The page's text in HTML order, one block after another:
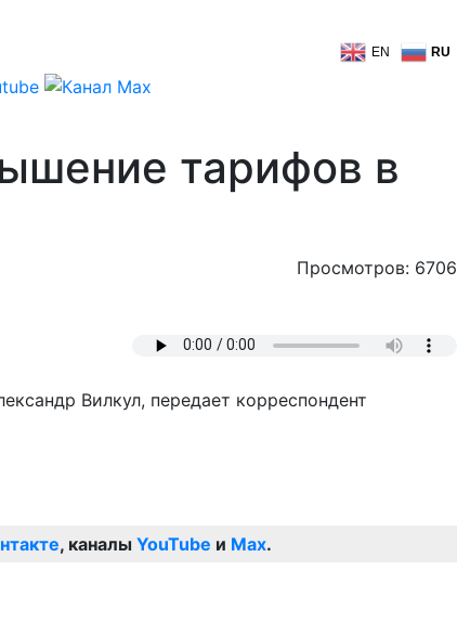
EN RU
тарифов в
Просмотров: 6706
Вилкул, передает корреспондент
, каналы YouTube и Max.